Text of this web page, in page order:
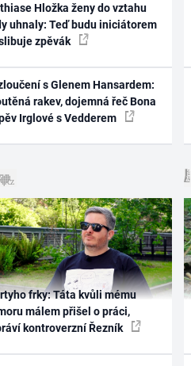
Hložka ženy do vztahu
uhnaly: Teď budu iniciátorem
zpěvák
s Glenem Hansardem:
rakev, dojemná řeč Bona
Irglové s Vedderem
frky: Táta kvůli mému
málem přišel o práci,
kontroverzní Řezník